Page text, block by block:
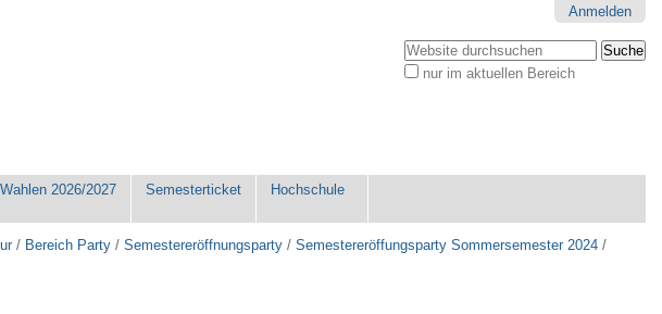
Anmelden
Website durchsuchen
nur im aktuellen Bereich
Wahlen 2026/2027 Semesterticket Hochschule
/ Bereich Party /Semestereröffnungsparty /Semestereröffungsparty Sommersemester 2024 /